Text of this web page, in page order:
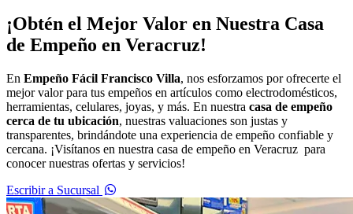
¡Obtén el Mejor Valor en Nuestra Casa
de Empeño en Veracruz!
En Empeño Fácil Francisco Villa, nos esforzamos por ofrecerte el
mejor valor para tus empeños en artículos como electrodomésticos,
herramientas, celulares, joyas, y más. En nuestra casa de empeño
cerca de tu ubicación, nuestras valuaciones son justas y
transparentes, brindándote una experiencia de empeño confiable y
cercana. ¡Visítanos en nuestra casa de empeño en Veracruz para
conocer nuestras ofertas y servicios!
Escribir a Sucursal